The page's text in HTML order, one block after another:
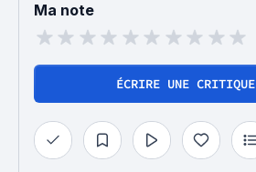
Ma note
ÉCRIRE UNE CRITIQUE